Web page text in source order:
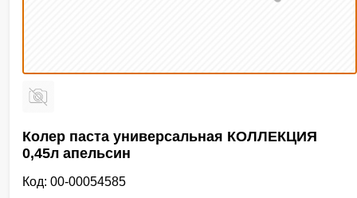
Колер паста универсальная КОЛЛЕКЦИЯ
0,45л апельсин
Код: 00-00054585